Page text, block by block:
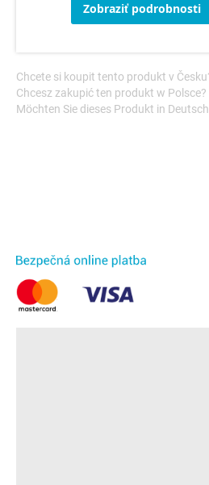
Zobraziť podrobnosti
Chcete si koupit tento produkt v
Chcesz zakupić ten produkt w
Möchten Sie dieses Produkt in